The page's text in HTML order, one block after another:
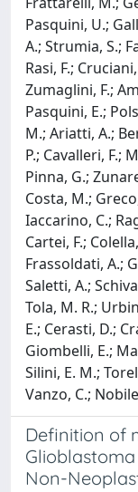
Pasquini, U.;
A.; Strumia, S.;
Rasi, F.;
Zumaglini, F.;
Pasquini, E.;
M.; Ariatti, A.;
P.; Cavalleri, F.;
Pinna, G.;
Costa, M.;
Iaccarino, C.;
Cartei, F.;
Frassoldati, A.;
Saletti, A.;
Tola, M. R.;
E.; Cerasti, D.;
Giombelli, E.;
Silini, E. M.;
Vanzo, C.;
Definition of
Non-